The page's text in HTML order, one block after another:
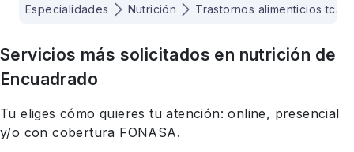
Especialidades Nutrición Trastornos alimenticios tca
Servicios más solicitados en nutrición de
Encuadrado
Tu eliges cómo quieres tu atención: online, presencial
y/o con cobertura FONASA.